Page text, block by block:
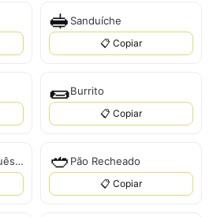
🥪 Sanduíche
📋 Copiar
🌯Burrito
📋 Copiar
"Tamale" em português é "Tamale". 🥙 Pão Recheado
📋 Copiar